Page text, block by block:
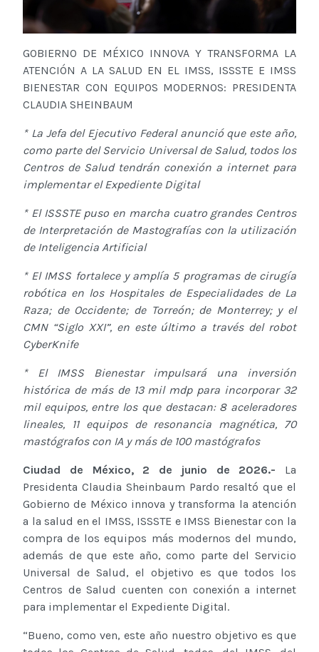
GOBIERNO DE MÉXICO INNOVA Y TRANSFORMA LA
ATENCIÓN A LA SALUD EN EL IMSS, ISSSTE E IMSS
BIENESTAR CON EQUIPOS MODERNOS: PRESIDENTA
CLAUDIA SHEINBAUM
* La Jefa del Ejecutivo Federal anunció que este año,
como parte del Servicio Universal de Salud, todos los
Centros de Salud tendrán conexión a internet para
implementar el Expediente Digital
* El ISSSTE puso en marcha cuatro grandes Centros
de Interpretación de Mastografías con la utilización
de Inteligencia Artificial
* El IMSS fortalece y amplía 5 programas de cirugía
robótica en los Hospitales de Especialidades de La
Raza; de Occidente; de Torreón; de Monterrey; y el
CMN “Siglo XXI”, en este último a través del robot
CyberKnife
* El IMSS Bienestar impulsará una inversión
histórica de más de 13 mil mdp para incorporar 32
mil equipos, entre los que destacan: 8 aceleradores
lineales, 11 equipos de resonancia magnética, 70
mastógrafos con IA y más de 100 mastógrafos
Ciudad de México, 2 de junio de 2026.- La
Presidenta Claudia Sheinbaum Pardo resaltó que el
Gobierno de México innova y transforma la atención
a la salud en el IMSS, ISSSTE e IMSS Bienestar con la
compra de los equipos más modernos del mundo,
además de que este año, como parte del Servicio
Universal de Salud, el objetivo es que todos los
Centros de Salud cuenten con conexión a internet
para implementar el Expediente Digital.
“Bueno, como ven, este año nuestro objetivo es que